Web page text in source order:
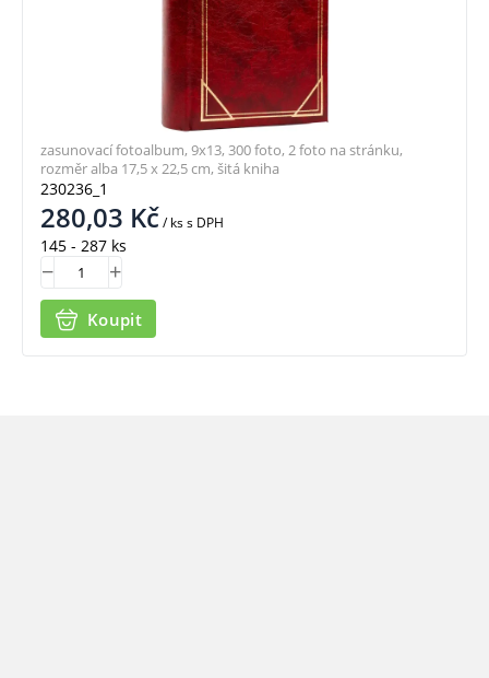
230236_1
280,03 Kč/ kss DPH
145 - 287 ks
Koupit
zasunovací fotoalbum, 9x13, 300 foto, 2 foto na stránku,
rozměr alba 17,5 x 22,5 cm, šitá kniha